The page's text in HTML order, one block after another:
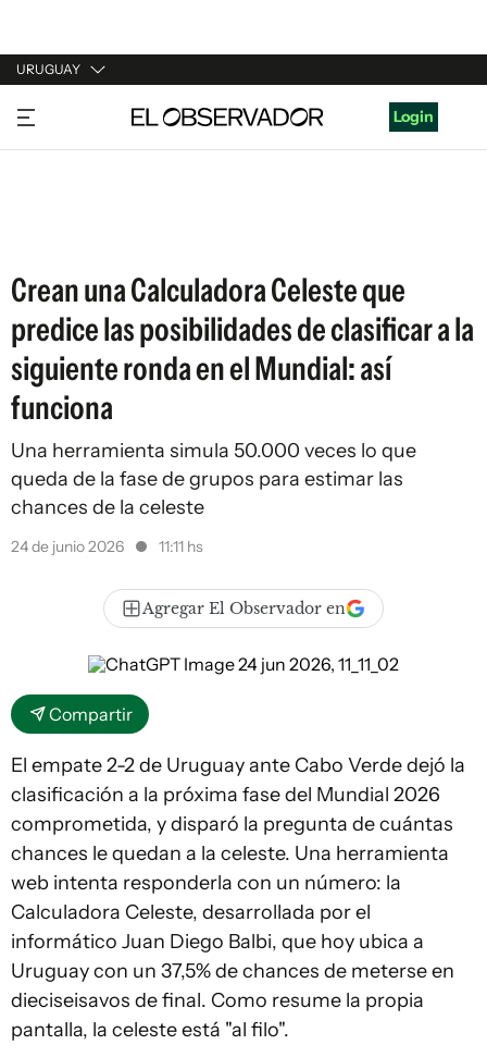
URUGUAY
URUGUAY
ARGENTINA
Login
Crean una Calculadora Celeste que
predice las posibilidades de clasificar a la
siguiente ronda en el Mundial: así
funciona
Una herramienta simula 50.000 veces lo que
queda de la fase de grupos para estimar las
chances de la celeste
24 de junio 2026 11:11 hs
Agregar El Observador en
Compartir
El empate 2-2 de Uruguay ante Cabo Verde dejó la
clasificación a la próxima fase del Mundial 2026
comprometida, y disparó la pregunta de cuántas
chances le quedan a la celeste. Una herramienta
web intenta responderla con un número: la
Calculadora Celeste, desarrollada por el
informático Juan Diego Balbi, que hoy ubica a
Uruguay con un 37,5% de chances de meterse en
dieciseisavos de final. Como resume la propia
pantalla, la celeste está "al filo".